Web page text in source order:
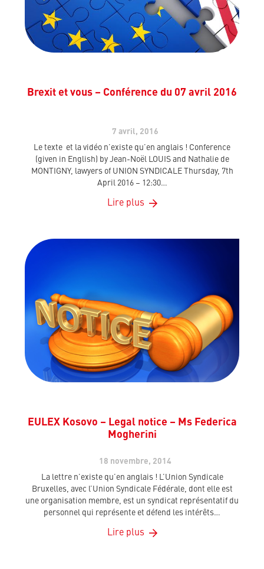
Brexit et vous – Conférence du 07 avril 2016
7 avril, 2016
Le texte et la vidéo n’existe qu’en anglais ! Conference
(given in English) by Jean-Noël LOUIS and Nathalie de
MONTIGNY, lawyers of UNION SYNDICALE Thursday, 7th
April 2016 – 12:30…
Lire plus
EULEX Kosovo – Legal notice – Ms Federica
Mogherini
18 novembre, 2014
La lettre n’existe qu’en anglais ! L’Union Syndicale
Bruxelles, avec l’Union Syndicale Fédérale, dont elle est
une organisation membre, est un syndicat représentatif du
personnel qui représente et défend les intérêts…
Lire plus